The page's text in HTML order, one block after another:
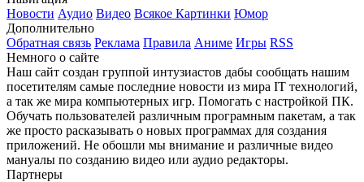
Новости Аудио Видео Всякое Картинки Юмор
Дополнительно
Обратная связь Реклама Правила Аниме Игры RSS
Немного о сайте
Наш сайт создан группой интузиастов дабы сообщать нашим
посетителям самые последние новости из мира IT технологий,
а так же мира компьютерных игр. Помогать с настройкой ПК.
Обучать пользователей различным програмным пакетам, а так
же просто расказывать о новых программах для создания
приложений. Не обошли мы внимание и различные видео
мануалы по созданию видео или аудио редакторы.
Партнеры